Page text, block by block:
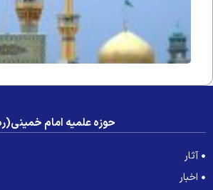
حوزه علمیه امام خمینی(ره)
آثار
اخبار